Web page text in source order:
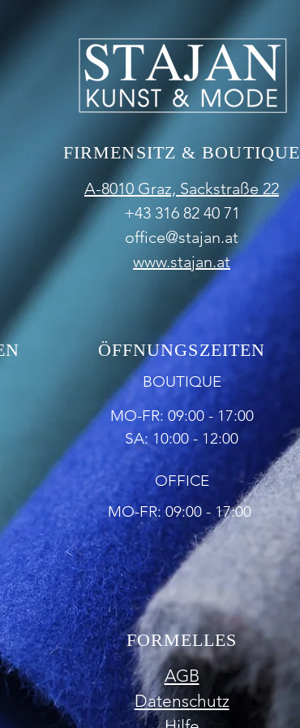
FIRMENSITZ & BOUTIQUE
A-8010 Graz, Sackstraße 22
+43 316 82 40 71
office@stajan.at
www.stajan.at
ÖFFNUNGSZEITEN
BOUTIQUE
MO-FR: 09:00 - 17:00
SA: 10:00 - 12:00
OFFICE
MO-FR: 09:00 - 17:00
FORMELLES
AGB
Datenschutz